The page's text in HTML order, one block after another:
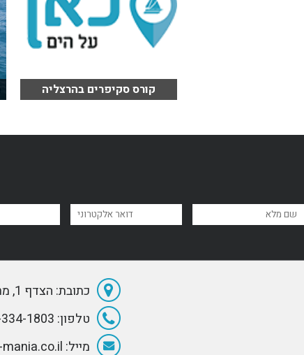
קורס סקיפרים בהרצליה
כתובת: הצדף 1, מרינה הרצליה
טלפון: 072-334-1803
מייל: Info@Sea-mania.co.il